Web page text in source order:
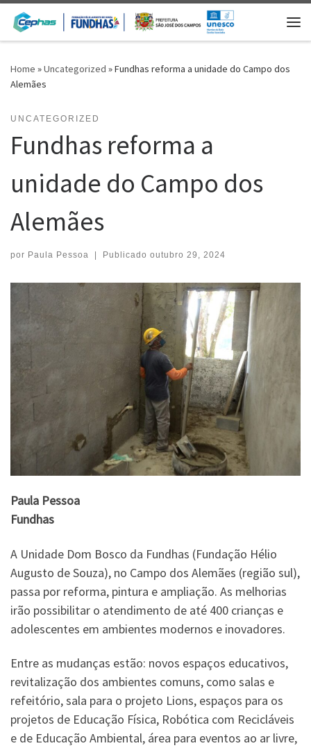
Skip to content
Home »Uncategorized »Fundhas reforma a unidade do Campo dos
Alemães
UNCATEGORIZED
Fundhas reforma a
unidade do Campo dos
Alemães
por Paula Pessoa | Publicado outubro 29, 2024
Paula Pessoa
Fundhas
A Unidade Dom Bosco da Fundhas (Fundação Hélio
Augusto de Souza), no Campo dos Alemães (região sul),
passa por reforma, pintura e ampliação. As melhorias
irão possibilitar o atendimento de até 400 crianças e
adolescentes em ambientes modernos e inovadores.
Entre as mudanças estão: novos espaços educativos,
revitalização dos ambientes comuns, como salas e
refeitório, sala para o projeto Lions, espaços para os
projetos de Educação Física, Robótica com Recicláveis
e de Educação Ambiental, área para eventos ao ar livre,